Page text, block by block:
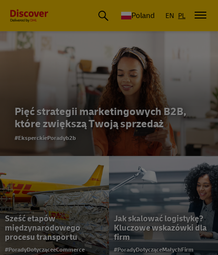
Poland EN PL
Pięć strategii marketingowych B2B,
które zwiększą Twoją sprzedaż
#EksperckiePoradyb2b
Sześć etapów
międzynarodowego
procesu transportu
#PoradyDotycząceeCommerce
Jak skalować logistykę?
Kluczowe wskazówki dla
firm
#PoradyDotycząceMałychFirm